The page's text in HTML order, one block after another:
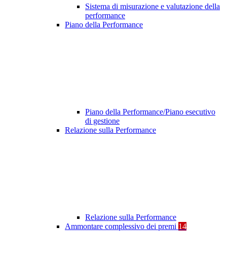
Sistema di misurazione e valutazione della
performance
Piano della Performance
Piano della Performance/Piano esecutivo
di gestione
Relazione sulla Performance
Relazione sulla Performance
Ammontare complessivo dei premi 14